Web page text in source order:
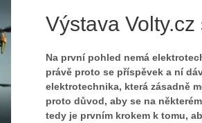
Výstava
Na první pohled nemá
právě proto se příspěvek a ní
elektrotechnika, která zásadně
proto důvod, aby se na
tedy je prvním krokem k tomu,